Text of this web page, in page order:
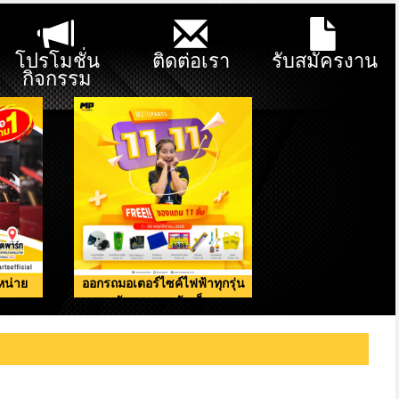
โปรโมชั่น
กิจกรรม
ติดต่อเรา รับสมัครงาน
น่าย
ออกรถมอเตอร์ไซค์ไฟฟ้าทุกรุ่น
รับของแถมจัดเต็ม